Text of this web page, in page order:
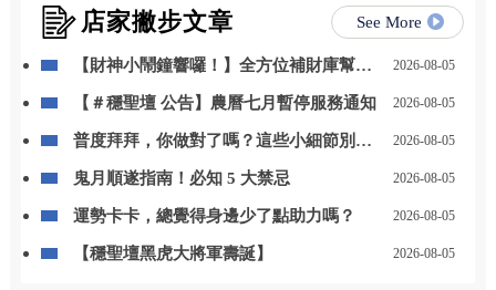
店家撇步文章 See More
【財神小鬧鐘響囉！】全方位補財庫幫你
2026-08-05
【＃穩聖壇 公告】農曆七月暫停服務通知 2026-08-05
普度拜拜，你做對了嗎？這些小細節別忽
2026-08-05
鬼月順遂指南！必知 5 大禁忌 2026-08-05
運勢卡卡，總覺得身邊少了點助力嗎？ 2026-08-05
【穩聖壇黑虎大將軍壽誕】 2026-08-05